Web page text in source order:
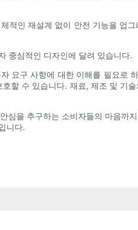
인 재설계 없이 안전 기능을 업
중심적인 디자인에 달려 있습니다.
요구 사항에 대한 이해를 필요로
할 수 있습니다. 재료, 제조 및 기
을 추구하는 소비자들의 마음까
니다.